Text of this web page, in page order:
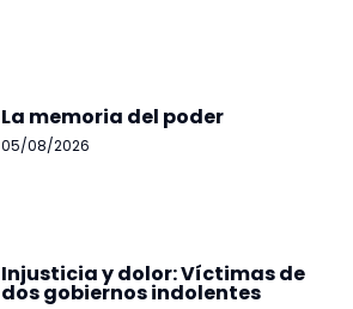
La memoria del poder
05/08/2026
Injusticia y dolor: Víctimas de
dos gobiernos indolentes